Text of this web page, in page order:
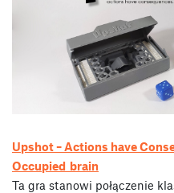
Upshot – Actions have
Occupied_brain
Ta gra stanowi połączenie